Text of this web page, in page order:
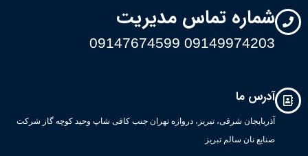
شماره تماس مدیریت
09149974203 09147674599
آدرس ما
آذربایجان شرقی، تبریز، دروازه تهران جنب کافی شاپ وحید کوچه گاز شرکت
صنایع نان سالم تبریز